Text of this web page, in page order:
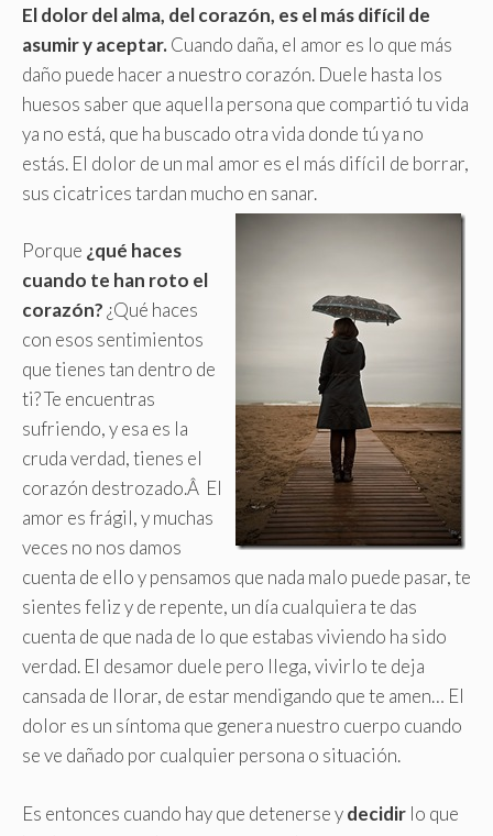
El dolor del alma, del corazón, es el más difícil de
asumir y aceptar.Cuando daña, el amor es lo que más
daño puede hacer a nuestro corazón. Duele hasta los
huesos saber que aquella persona que compartió tu vida
ya no está, que ha buscado otra vida donde tú ya no
estás. El dolor de un mal amor es el más difícil de borrar,
sus cicatrices tardan mucho en sanar.
Porque ¿qué haces
cuando te han roto el
corazón?¿Qué haces
con esos sentimientos
que tienes tan dentro de
ti? Te encuentras
sufriendo, y esa es la
cruda verdad, tienes el
corazón destrozado.Â El
amor es frágil, y muchas
veces no nos damos
cuenta de ello y pensamos que nada malo puede pasar, te
sientes feliz y de repente, un día cualquiera te das
cuenta de que nada de lo que estabas viviendo ha sido
verdad. El desamor duele pero llega, vivirlo te deja
cansada de llorar, de estar mendigando que te amen… El
dolor es un síntoma que genera nuestro cuerpo cuando
se ve dañado por cualquier persona o situación.
Es entonces cuando hay que detenerse ydecidir lo que